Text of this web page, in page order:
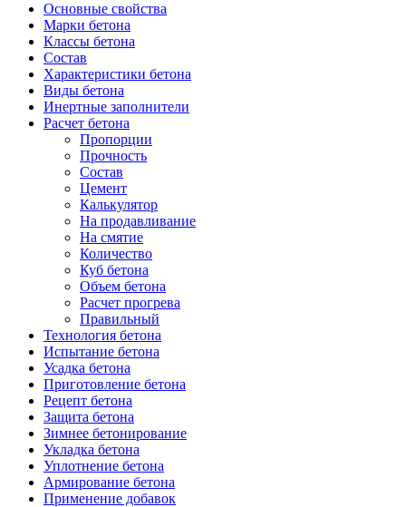
Основные свойства
Марки бетона
Классы бетона
Состав
Характеристики бетона
Виды бетона
Инертные заполнители
Расчет бетона
Пропорции
Прочность
Состав
Цемент
Калькулятор
На продавливание
На смятие
Количество
Куб бетона
Объем бетона
Расчет прогрева
Правильный
Технология бетона
Испытание бетона
Усадка бетона
Приготовление бетона
Рецепт бетона
Защита бетона
Зимнее бетонирование
Укладка бетона
Уплотнение бетона
Армирование бетона
Применение добавок